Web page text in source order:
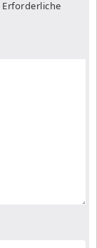
Erforderliche